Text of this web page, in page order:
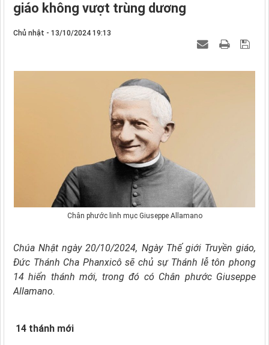
giáo không vượt trùng dương
Chủ nhật - 13/10/2024 19:13
Chân phước linh mục Giuseppe Allamano
Chúa Nhật ngày 20/10/2024, Ngày Thế giới Truyền giáo,
Đức Thánh Cha Phanxicô sẽ chủ sự Thánh lễ tôn phong
14 hiển thánh mới, trong đó có Chân phước Giuseppe
Allamano.
14 thánh mới